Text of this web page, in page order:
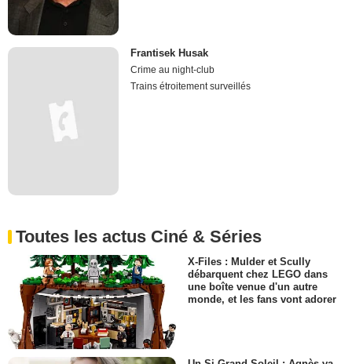
Frantisek Husak
Crime au night-club
Trains étroitement surveillés
Toutes les actus Ciné & Séries
X-Files : Mulder et Scully
débarquent chez LEGO dans
une boîte venue d'un autre
monde, et les fans vont adorer